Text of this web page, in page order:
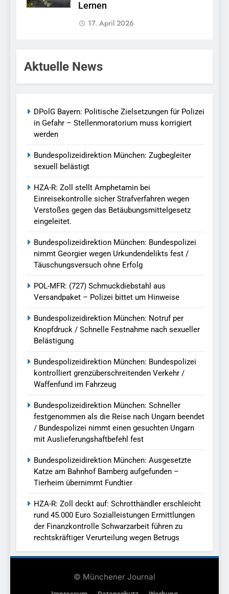
Lernen
17. April 2026
Aktuelle News
DPolG Bayern: Politische Zielsetzungen für Polizei
in Gefahr – Stellenmoratorium muss korrigiert
werden
Bundespolizeidirektion München: Zugbegleiter
sexuell belästigt
HZA-R: Zoll stellt Amphetamin bei
Einreisekontrolle sicher Strafverfahren wegen
Verstoßes gegen das Betäubungsmittelgesetz
eingeleitet.
Bundespolizeidirektion München: Bundespolizei
nimmt Georgier wegen Urkundendelikts fest /
Täuschungsversuch ohne Erfolg
POL-MFR: (727) Schmuckdiebstahl aus
Versandpaket – Polizei bittet um Hinweise
Bundespolizeidirektion München: Notruf per
Knopfdruck / Schnelle Festnahme nach sexueller
Belästigung
Bundespolizeidirektion München: Bundespolizei
kontrolliert grenzüberschreitenden Verkehr /
Waffenfund im Fahrzeug
Bundespolizeidirektion München: Schneller
festgenommen als die Reise nach Ungarn beendet
/ Bundespolizei nimmt einen gesuchten Ungarn
mit Auslieferungshaftbefehl fest
Bundespolizeidirektion München: Ausgesetzte
Katze am Bahnhof Bamberg aufgefunden –
Tierheim übernimmt Fundtier
HZA-R: Zoll deckt auf: Schrotthändler erschleicht
rund 45.000 Euro Sozialleistungen Ermittlungen
der Finanzkontrolle Schwarzarbeit führen zu
rechtskräftiger Verurteilung wegen Betrugs
© Münchener Journal